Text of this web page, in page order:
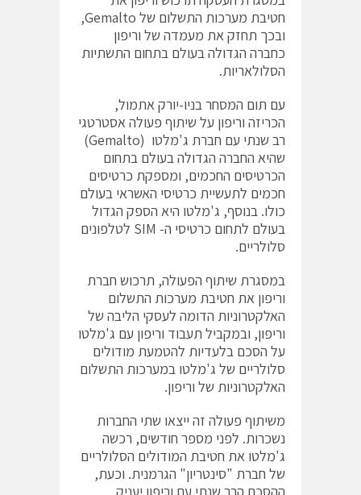
חטיבת מערכות התשלום של Gemalto,
ובכך תחזק את מעמדה של וריפון
כחברה הגדולה בעולם בתחום התשתיות
הסלולאריות.
עם תום המסחר בניו-יורק אתמול,
הכריזה וריפון על שיתוף פעולה אסטרטגי
רב שנתי עם חברת ג'מלטו (Gemalto)
שהיא החברה הגדולה בעולם בתחום
הכרטיסים החכמים, ומספקת כרטיסים
חכמים לתעשיית כרטיסי האשראי בעולם
כולו. בנוסף, ג'מלטו היא הספק הגדול
בעולם לתחום כרטיסי ה- SIM לטלפונים
סלולריים.
במסגרת שיתוף הפעולה, תרכוש חברת
וריפון את חטיבת מערכות התשלום
האלקטרוניות הדומה לעסקי הליבה של
וריפון, ובמקביל תעבוד וריפון עם ג'מלטו
על הסכם בלעדיות להטמעת מודולים
סלולריים של ג'מלטו במערכות התשלום
האלקטרוניות של וריפון.
משיתוף פעולה זה ייצאו שתי החברות
נשכרות. לפני מספר חודשים, רכשה
ג'מלטו את חטיבת המודולים הסלולריים
של חברת "סינטריון" הגרמנית. וכעת,
ההסכם הרב שנתי עם וריפון יעניק